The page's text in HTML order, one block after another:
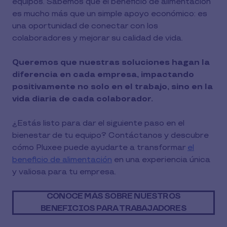
es mucho más que un simple apoyo económico: es
una oportunidad de conectar con los
colaboradores y mejorar su calidad de vida.
Queremos que nuestras soluciones hagan la
diferencia en cada empresa, impactando
positivamente no solo en el trabajo, sino en la
vida diaria de cada colaborador.
¿Estás listo para dar el siguiente paso en el
bienestar de tu equipo? Contáctanos y descubre
cómo Pluxee puede ayudarte a transformar el
beneficio de alimentación en una experiencia única
y valiosa para tu empresa.
CONOCE MÁS SOBRE NUESTROS
BENEFICIOS PARA TRABAJADORES